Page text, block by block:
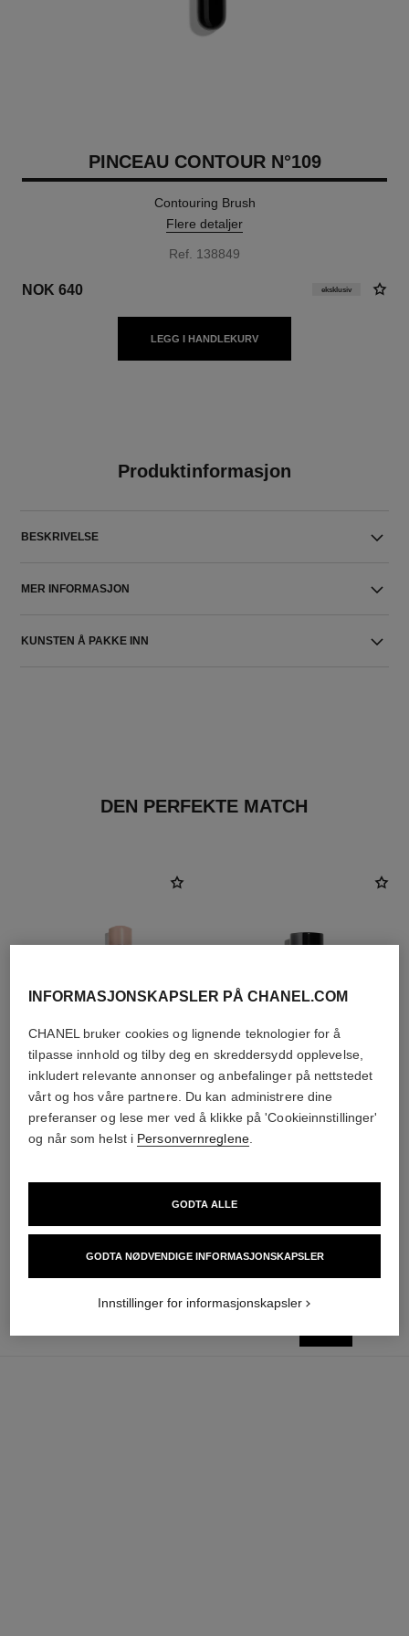
PINCEAU CONTOUR N°109
Contouring Brush
Flere detaljer
Ref. 138849
NOK 640 eksklusiv
LEGG I HANDLEKURV
Produktinformasjon
BESKRIVELSE
MER INFORMASJON
KUNSTEN Å PAKKE INN
DEN PERFEKTE MATCH
baume essentiel
Multi-use Glow Stick
Ref. 169050
les beiges highlighting fluid
Strålende Flytende Highlighter
for en Lysende Sunn Glød. for
INFORMASJONSKAPSLER PÅ CHANEL.COM
CHANEL bruker cookies og lignende teknologier for å
tilpasse innhold og tilby deg en skreddersydd opplevelse,
inkludert relevante annonser og anbefalinger på nettstedet
vårt og hos våre partnere. Du kan administrere dine
preferanser og lese mer ved å klikke på 'Cookieinnstillinger'
og når som helst i Personvernreglene.
GODTA NØDVENDIGE INFORMASJONSKAPSLER
GODTA ALLE
Innstillinger for informasjonskapsler